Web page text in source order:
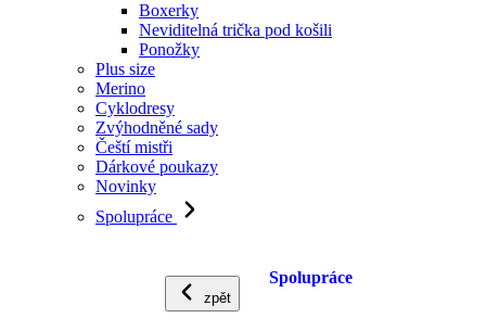
Boxerky
Neviditelná trička pod košili
Ponožky
Plus size
Merino
Cyklodresy
Zvýhodněné sady
Čeští mistři
Dárkové poukazy
Novinky
Spolupráce
zpět
Spolupráce